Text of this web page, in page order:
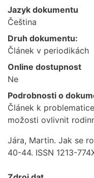
Jazyk dokumentu
Čeština
Druh dokumentu:
Článek v periodikách
Online dostupnost
Ne
Podrobnosti o
Článek k
možosti ovlivnit
Jára, Martin. Jak se
40-44. ISSN 1213-